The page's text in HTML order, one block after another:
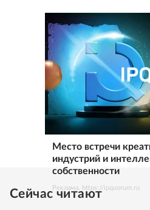
Место встречи
индустрий и
собственности
Реклама. https://ipquorum.ru
Сейчас читают